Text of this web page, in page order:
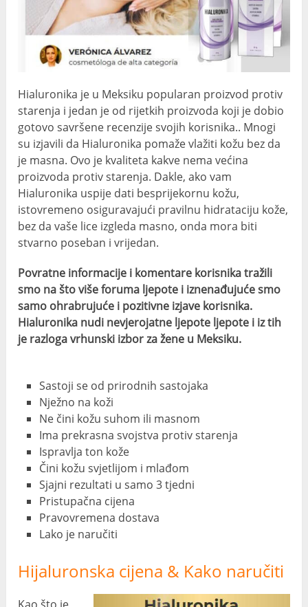
Hialuronika je u Meksiku popularan proizvod protiv
starenja i jedan je od rijetkih proizvoda koji je dobio
gotovo savršene recenzije svojih korisnika.. Mnogi
su izjavili da Hialuronika pomaže vlažiti kožu bez da
je masna. Ovo je kvaliteta kakve nema većina
proizvoda protiv starenja. Dakle, ako vam
Hialuronika uspije dati besprijekornu kožu,
istovremeno osiguravajući pravilnu hidrataciju kože,
bez da vaše lice izgleda masno, onda mora biti
stvarno poseban i vrijedan.
Povratne informacije i komentare korisnika tražili
smo na što više foruma ljepote i iznenađujuće smo
samo ohrabrujuće i pozitivne izjave korisnika.
Hialuronika nudi nevjerojatne ljepote ljepote i iz tih
je razloga vrhunski izbor za žene u Meksiku.
Sastoji se od prirodnih sastojaka
Nježno na koži
Ne čini kožu suhom ili masnom
Ima prekrasna svojstva protiv starenja
Ispravlja ton kože
Čini kožu svjetlijom i mlađom
Sjajni rezultati u samo 3 tjedni
Pristupačna cijena
Pravovremena dostava
Lako je naručiti
Hijaluronska cijena & Kako naručiti